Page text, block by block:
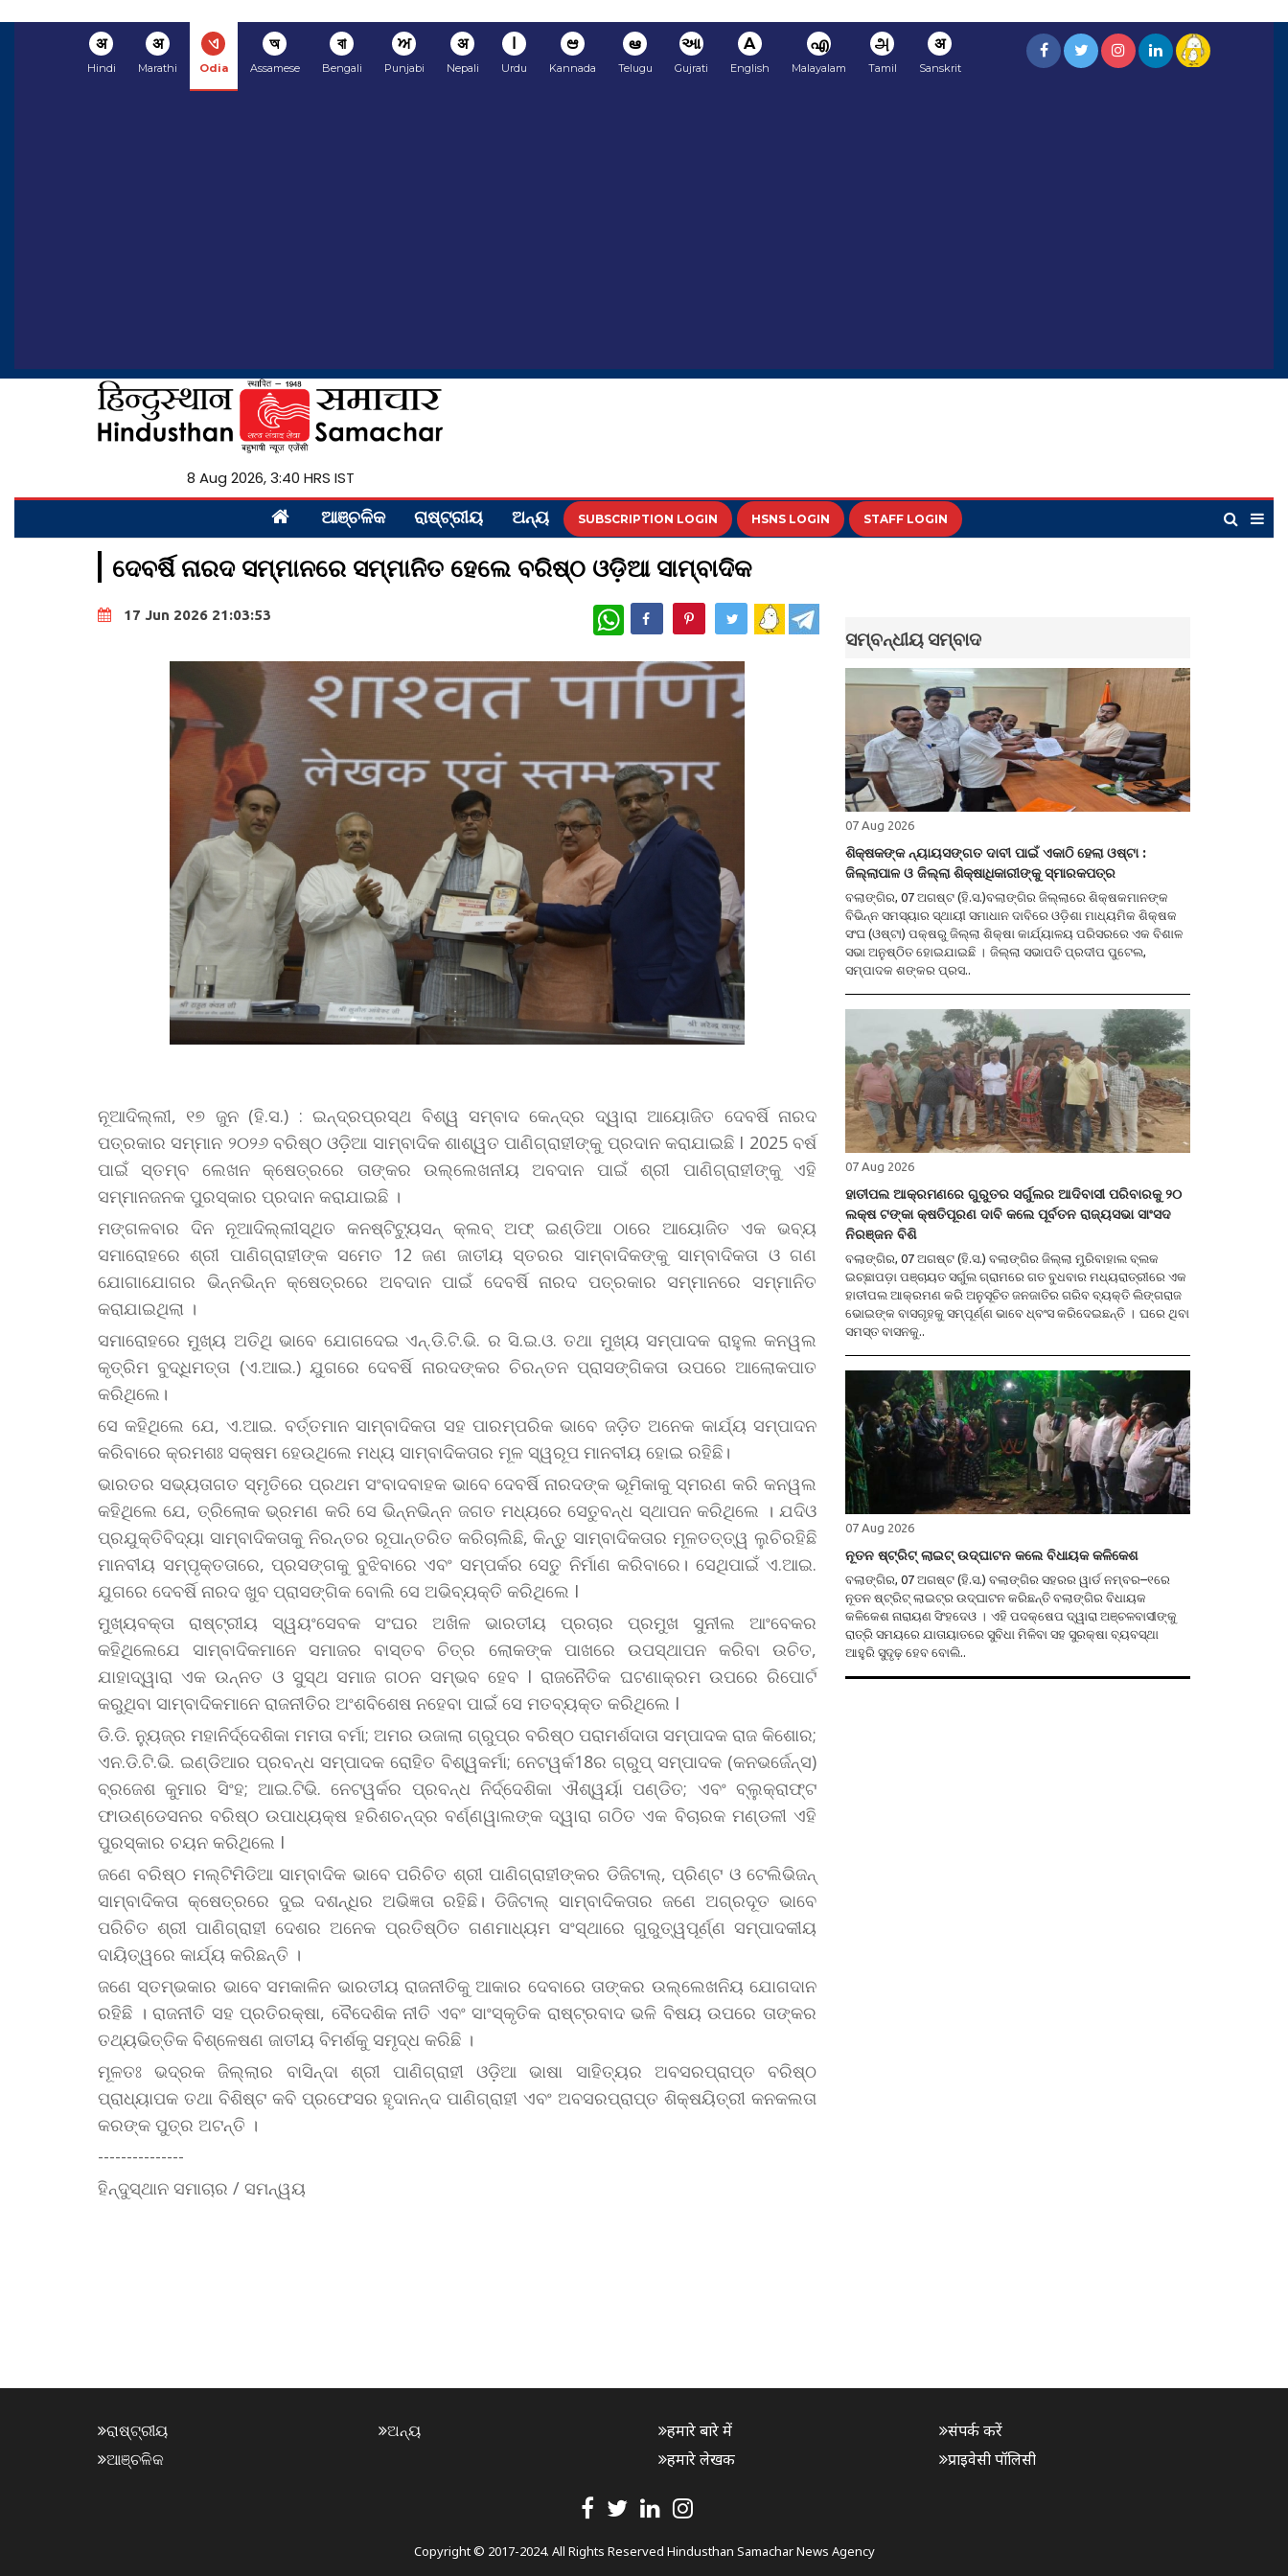
अ
Hindi
अ
Marathi
ଏ
Odia
অ
Assamese
বা
Bengali
ਅ
Punjabi
अ
Nepali
ا
Urdu
ಆ
Kannada
ఆ
Telugu
આ
Gujrati
A
English
എ
Malayalam
அ
Tamil
अ
Sanskrit
8 Aug 2026, 3:40 HRS IST
ଆଞ୍ଚଳିକ ରାଷ୍ଟ୍ରୀୟ ଅନ୍ୟ SUBSCRIPTION LOGIN HSNS LOGIN STAFF LOGIN
ଦେବର୍ଷି ନାରଦ ସମ୍ମାନରେ ସମ୍ମାନିତ ହେଲେ ବରିଷ୍ଠ ଓଡ଼ିଆ ସାମ୍ବାଦିକ
17 Jun 2026 21:03:53 WhatsApp
ନୂଆଦିଲ୍ଲୀ, ୧୭ ଜୁନ (ହି.ସ.) : ଇନ୍ଦ୍ରପ୍ରସ୍ଥ ବିଶ୍ୱ ସମ୍ବାଦ କେନ୍ଦ୍ର ଦ୍ୱାରା ଆୟୋଜିତ ଦେବର୍ଷି ନାରଦ
ପତ୍ରକାର ସମ୍ମାନ ୨୦୨୬ ବରିଷ୍ଠ ଓଡ଼ିଆ ସାମ୍ବାଦିକ ଶାଶ୍ୱତ ପାଣିଗ୍ରାହୀଙ୍କୁ ପ୍ରଦାନ କରାଯାଇଛି I 2025 ବର୍ଷ
ପାଇଁ ସ୍ତମ୍ବ ଲେଖନ କ୍ଷେତ୍ରରେ ତାଙ୍କର ଉଲ୍ଲେଖନୀୟ ଅବଦାନ ପାଇଁ ଶ୍ରୀ ପାଣିଗ୍ରାହୀଙ୍କୁ ଏହି
ସମ୍ମାନଜନକ ପୁରସ୍କାର ପ୍ରଦାନ କରାଯାଇଛି ।
ମଙ୍ଗଳବାର ଦିନ ନୂଆଦିଲ୍ଲୀସ୍ଥିତ କନଷ୍ଟିଟ୍ୟୁସନ୍ କ୍ଲବ୍ ଅଫ୍ ଇଣ୍ଡିଆ ଠାରେ ଆୟୋଜିତ ଏକ ଭବ୍ୟ
ସମାରୋହରେ ଶ୍ରୀ ପାଣିଗ୍ରାହୀଙ୍କ ସମେତ 12 ଜଣ ଜାତୀୟ ସ୍ତରର ସାମ୍ବାଦିକଙ୍କୁ ସାମ୍ବାଦିକତା ଓ ଗଣ
ଯୋଗାଯୋଗର ଭିନ୍ନଭିନ୍ନ କ୍ଷେତ୍ରରେ ଅବଦାନ ପାଇଁ ଦେବର୍ଷି ନାରଦ ପତ୍ରକାର ସମ୍ମାନରେ ସମ୍ମାନିତ
କରାଯାଇଥିଲା ।
ସମାରୋହରେ ମୁଖ୍ୟ ଅତିଥି ଭାବେ ଯୋଗଦେଇ ଏନ୍.ଡି.ଟି.ଭି. ର ସି.ଇ.ଓ. ତଥା ମୁଖ୍ୟ ସମ୍ପାଦକ ରାହୁଲ କନୱଲ
କୃତ୍ରିମ ବୁଦ୍ଧିମତ୍ତା (ଏ.ଆଇ.) ଯୁଗରେ ଦେବର୍ଷି ନାରଦଙ୍କର ଚିରନ୍ତନ ପ୍ରାସଙ୍ଗିକତା ଉପରେ ଆଲୋକପାତ
କରିଥିଲେ।
ସେ କହିଥିଲେ ଯେ, ଏ.ଆଇ. ବର୍ତ୍ତମାନ ସାମ୍ବାଦିକତା ସହ ପାରମ୍ପରିକ ଭାବେ ଜଡ଼ିତ ଅନେକ କାର୍ଯ୍ୟ ସମ୍ପାଦନ
କରିବାରେ କ୍ରମଶଃ ସକ୍ଷମ ହେଉଥିଲେ ମଧ୍ୟ ସାମ୍ବାଦିକତାର ମୂଳ ସ୍ୱରୂପ ମାନବୀୟ ହୋଇ ରହିଛି।
ଭାରତର ସଭ୍ୟତାଗତ ସ୍ମୃତିରେ ପ୍ରଥମ ସଂବାଦବାହକ ଭାବେ ଦେବର୍ଷି ନାରଦଙ୍କ ଭୂମିକାକୁ ସ୍ମରଣ କରି କନୱଲ
କହିଥିଲେ ଯେ, ତ୍ରିଲୋକ ଭ୍ରମଣ କରି ସେ ଭିନ୍ନଭିନ୍ନ ଜଗତ ମଧ୍ୟରେ ସେତୁବନ୍ଧ ସ୍ଥାପନ କରିଥିଲେ । ଯଦିଓ
ପ୍ରଯୁକ୍ତିବିଦ୍ୟା ସାମ୍ବାଦିକତାକୁ ନିରନ୍ତର ରୂପାନ୍ତରିତ କରିଚାଲିଛି, କିନ୍ତୁ ସାମ୍ବାଦିକତାର ମୂଳତତ୍ତ୍ୱ ଲୁଚିରହିଛି
ମାନବୀୟ ସମ୍ପୃକ୍ତତାରେ, ପ୍ରସଙ୍ଗକୁ ବୁଝିବାରେ ଏବଂ ସମ୍ପର୍କର ସେତୁ ନିର୍ମାଣ କରିବାରେ। ସେଥିପାଇଁ ଏ.ଆଇ.
ଯୁଗରେ ଦେବର୍ଷି ନାରଦ ଖୁବ ପ୍ରାସଙ୍ଗିକ ବୋଲି ସେ ଅଭିବ୍ୟକ୍ତି କରିଥିଲେ I
ମୁଖ୍ୟବକ୍ତା ରାଷ୍ଟ୍ରୀୟ ସ୍ୱୟଂସେବକ ସଂଘର ଅଖିଳ ଭାରତୀୟ ପ୍ରଚାର ପ୍ରମୁଖ ସୁନୀଲ ଆଂବେକର
କହିଥିଲେଯେ ସାମ୍ବାଦିକମାନେ ସମାଜର ବାସ୍ତବ ଚିତ୍ର ଲୋକଙ୍କ ପାଖରେ ଉପସ୍ଥାପନ କରିବା ଉଚିତ,
ଯାହାଦ୍ୱାରା ଏକ ଉନ୍ନତ ଓ ସୁସ୍ଥ ସମାଜ ଗଠନ ସମ୍ଭବ ହେବ I ରାଜନୈତିକ ଘଟଣାକ୍ରମ ଉପରେ ରିପୋର୍ଟ
କରୁଥିବା ସାମ୍ବାଦିକମାନେ ରାଜନୀତିର ଅଂଶବିଶେଷ ନହେବା ପାଇଁ ସେ ମତବ୍ୟକ୍ତ କରିଥିଲେ I
ଡି.ଡି. ନ୍ୟୁଜ୍ର ମହାନିର୍ଦ୍ଦେଶିକା ମମତା ବର୍ମା; ଅମର ଉଜାଲା ଗ୍ରୁପ୍ର ବରିଷ୍ଠ ପରାମର୍ଶଦାତା ସମ୍ପାଦକ ରାଜ କିଶୋର;
ଏନ.ଡି.ଟି.ଭି. ଇଣ୍ଡିଆର ପ୍ରବନ୍ଧ ସମ୍ପାଦକ ରୋହିତ ବିଶ୍ୱକର୍ମା; ନେଟୱର୍କ18ର ଗ୍ରୁପ୍ ସମ୍ପାଦକ (କନଭର୍ଜେନ୍ସ)
ବ୍ରଜେଶ କୁମାର ସିଂହ; ଆଇ.ଟିଭି. ନେଟୱର୍କର ପ୍ରବନ୍ଧ ନିର୍ଦ୍ଦେଶିକା ଐଶ୍ୱର୍ୟା ପଣ୍ଡିତ; ଏବଂ ବ୍ଲୁକ୍ରାଫ୍ଟ
ଫାଉଣ୍ଡେସନର ବରିଷ୍ଠ ଉପାଧ୍ୟକ୍ଷ ହରିଶଚନ୍ଦ୍ର ବର୍ଣ୍ଣୱାଲଙ୍କ ଦ୍ୱାରା ଗଠିତ ଏକ ବିଚାରକ ମଣ୍ଡଳୀ ଏହି
ପୁରସ୍କାର ଚୟନ କରିଥିଲେ I
ଜଣେ ବରିଷ୍ଠ ମଲ୍ଟିମିଡିଆ ସାମ୍ବାଦିକ ଭାବେ ପରିଚିତ ଶ୍ରୀ ପାଣିଗ୍ରାହୀଙ୍କର ଡିଜିଟାଲ୍, ପ୍ରିଣ୍ଟ ଓ ଟେଲିଭିଜନ୍
ସାମ୍ବାଦିକତା କ୍ଷେତ୍ରରେ ଦୁଇ ଦଶନ୍ଧିର ଅଭିଜ୍ଞତା ରହିଛି। ଡିଜିଟାଲ୍ ସାମ୍ବାଦିକତାର ଜଣେ ଅଗ୍ରଦୂତ ଭାବେ
ପରିଚିତ ଶ୍ରୀ ପାଣିଗ୍ରାହୀ ଦେଶର ଅନେକ ପ୍ରତିଷ୍ଠିତ ଗଣମାଧ୍ୟମ ସଂସ୍ଥାରେ ଗୁରୁତ୍ୱପୂର୍ଣ୍ଣ ସମ୍ପାଦକୀୟ
ଦାୟିତ୍ୱରେ କାର୍ଯ୍ୟ କରିଛନ୍ତି ।
ଜଣେ ସ୍ତମ୍ଭକାର ଭାବେ ସମକାଳିନ ଭାରତୀୟ ରାଜନୀତିକୁ ଆକାର ଦେବାରେ ତାଙ୍କର ଉଲ୍ଲେଖନିୟ ଯୋଗଦାନ
ରହିଛି । ରାଜନୀତି ସହ ପ୍ରତିରକ୍ଷା, ବୈଦେଶିକ ନୀତି ଏବଂ ସାଂସ୍କୃତିକ ରାଷ୍ଟ୍ରବାଦ ଭଳି ବିଷୟ ଉପରେ ତାଙ୍କର
ତଥ୍ୟଭିତ୍ତିକ ବିଶ୍ଳେଷଣ ଜାତୀୟ ବିମର୍ଶକୁ ସମୃଦ୍ଧ କରିଛି ।
ମୂଳତଃ ଭଦ୍ରକ ଜିଲ୍ଲାର ବାସିନ୍ଦା ଶ୍ରୀ ପାଣିଗ୍ରାହୀ ଓଡ଼ିଆ ଭାଷା ସାହିତ୍ୟର ଅବସରପ୍ରାପ୍ତ ବରିଷ୍ଠ
ପ୍ରାଧ୍ୟାପକ ତଥା ବିଶିଷ୍ଟ କବି ପ୍ରଫେସର ହୃଦାନନ୍ଦ ପାଣିଗ୍ରାହୀ ଏବଂ ଅବସରପ୍ରାପ୍ତ ଶିକ୍ଷୟିତ୍ରୀ କନକଲତା
କରଙ୍କ ପୁତ୍ର ଅଟନ୍ତି ।
---------------
ହିନ୍ଦୁସ୍ଥାନ ସମାଚାର / ସମନ୍ୱୟ
ସମ୍ବନ୍ଧୀୟ ସମ୍ବାଦ
07 Aug 2026
ଶିକ୍ଷକଙ୍କ ନ୍ୟାୟସଙ୍ଗତ ଦାବୀ ପାଇଁ ଏକାଠି ହେଲା ଓଷ୍ଟା :
ଜିଲ୍ଲାପାଳ ଓ ଜିଲ୍ଲା ଶିକ୍ଷାଧିକାରୀଙ୍କୁ ସ୍ମାରକପତ୍ର
ବଲାଙ୍ଗିର, 07 ଅଗଷ୍ଟ (ହି.ସ.)ବଲାଙ୍ଗିର ଜିଲ୍ଲାରେ ଶିକ୍ଷକମାନଙ୍କ
ବିଭିନ୍ନ ସମସ୍ୟାର ସ୍ଥାୟୀ ସମାଧାନ ଦାବିରେ ଓଡ଼ିଶା ମାଧ୍ୟମିକ ଶିକ୍ଷକ
ସଂଘ (ଓଷ୍ଟା) ପକ୍ଷରୁ ଜିଲ୍ଲା ଶିକ୍ଷା କାର୍ଯ୍ୟାଳୟ ପରିସରରେ ଏକ ବିଶାଳ
ସଭା ଅନୁଷ୍ଠିତ ହୋଇଯାଇଛି । ଜିଲ୍ଲା ସଭାପତି ପ୍ରଦୀପ ପୁଟେଲ,
ସମ୍ପାଦକ ଶଙ୍କର ପ୍ରସ..
07 Aug 2026
ହାତୀପଲ ଆକ୍ରମଣରେ ଗୁରୁତର ସର୍ଗୁଲର ଆଦିବାସୀ ପରିବାରକୁ ୨୦
ଲକ୍ଷ ଟଙ୍କା କ୍ଷତିପୂରଣ ଦାବି କଲେ ପୂର୍ବତନ ରାଜ୍ୟସଭା ସାଂସଦ
ନିରଞ୍ଜନ ବିଶି
ବଲାଙ୍ଗିର, 07 ଅଗଷ୍ଟ (ହି.ସ.) ବଲାଙ୍ଗିର ଜିଲ୍ଲା ମୁରିବାହାଲ ବ୍ଲକ
ଇଚ୍ଛାପଡ଼ା ପଞ୍ଚାୟତ ସର୍ଗୁଲ ଗ୍ରାମରେ ଗତ ବୁଧବାର ମଧ୍ୟରାତ୍ରୀରେ ଏକ
ହାତୀପଲ ଆକ୍ରମଣ କରି ଅନୁସୂଚିତ ଜନଜାତିର ଗରିବ ବ୍ୟକ୍ତି ଲିଙ୍ଗରାଜ
ଭୋଇଙ୍କ ବାସଗୃହକୁ ସମ୍ପୂର୍ଣ୍ଣ ଭାବେ ଧ୍ବଂସ କରିଦେଇଛନ୍ତି । ଘରେ ଥିବା
ସମସ୍ତ ବାସନକୁ..
07 Aug 2026
ନୂତନ ଷ୍ଟ୍ରିଟ୍ ଲାଇଟ୍ ଉଦ୍ଘାଟନ କଲେ ବିଧାୟକ କଳିକେଶ
ବଲାଙ୍ଗିର, 07 ଅଗଷ୍ଟ (ହି.ସ.) ବଲାଙ୍ଗିର ସହରର ୱାର୍ଡ ନମ୍ବର–୧ରେ
ନୂତନ ଷ୍ଟ୍ରିଟ୍ ଲାଇଟ୍ର ଉଦ୍ଘାଟନ କରିଛନ୍ତି ବଲାଙ୍ଗିର ବିଧାୟକ
କଳିକେଶ ନାରାୟଣ ସିଂହଦେଓ । ଏହି ପଦକ୍ଷେପ ଦ୍ୱାରା ଅଞ୍ଚଳବାସୀଙ୍କୁ
ରାତ୍ରି ସମୟରେ ଯାତାୟାତରେ ସୁବିଧା ମିଳିବା ସହ ସୁରକ୍ଷା ବ୍ୟବସ୍ଥା
ଆହୁରି ସୁଦୃଢ଼ ହେବ ବୋଲି..
ରାଷ୍ଟ୍ରୀୟ
ଆଞ୍ଚଳିକ
ଅନ୍ୟ
हमारे बारे में
हमारे लेखक
संपर्क करें
प्राइवेसी पॉलिसी
Copyright © 2017-2024. All Rights Reserved Hindusthan Samachar News Agency